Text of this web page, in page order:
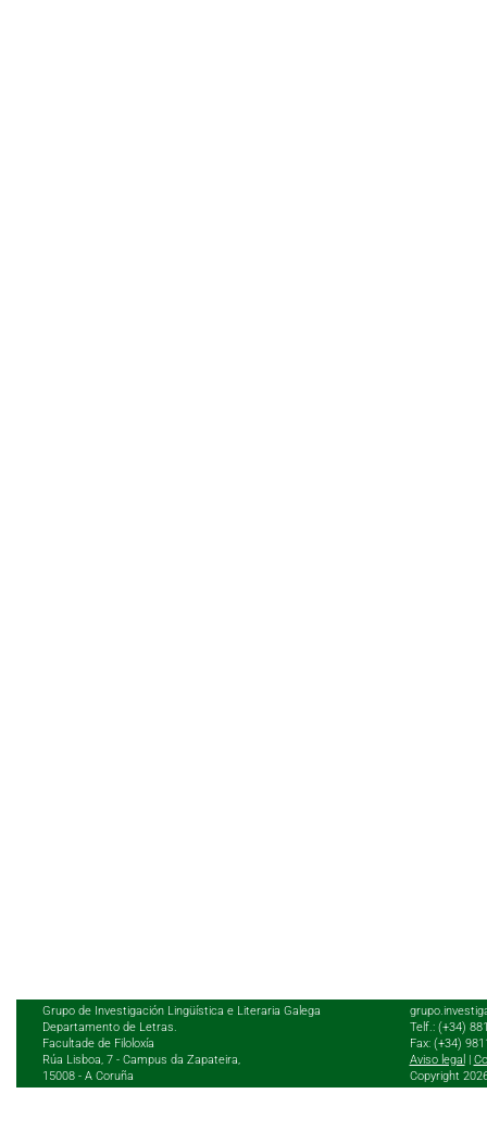
Grupo de Investigación Lingüística e Literaria Galega
Departamento de Letras.
Facultade de Filoloxía
Rúa Lisboa, 7 - Campus da Zapateira,
15008 - A Coruña
Telf.: (+34)
Fax: (+34)
Aviso legal
Copyright